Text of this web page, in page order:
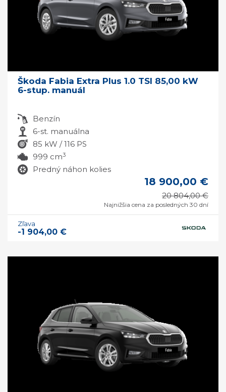
Škoda Fabia Extra Plus 1.0 TSI 85,00 kW
6-stup. manuál
Benzín
6-st. manuálna
85 kW / 116 PS
999 cm3
Predný náhon kolies
18 900,00 €
20 804,00 €
Najnižšia cena za posledných 30 dní
Zľava
-1 904,00 €